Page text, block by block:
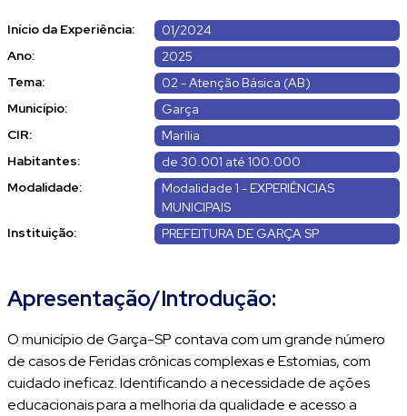
Início da Experiência:
01/2024
Ano:
2025
Tema:
02 - Atenção Básica (AB)
Município:
Garça
CIR:
Marília
Habitantes:
de 30.001 até 100.000
Modalidade:
Modalidade 1 - EXPERIÊNCIAS
MUNICIPAIS
Instituição:
PREFEITURA DE GARÇA SP
Apresentação/Introdução:
O município de Garça-SP contava com um grande número
de casos de Feridas crônicas complexas e Estomias, com
cuidado ineficaz. Identificando a necessidade de ações
educacionais para a melhoria da qualidade e acesso a